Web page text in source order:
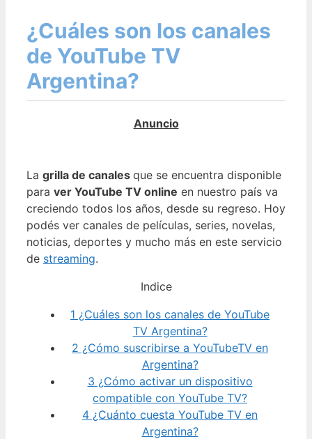
¿Cuáles son los canales
de YouTube TV
Argentina?
La grilla de canales que se encuentra disponible
para ver YouTube TV online en nuestro país va
creciendo todos los años, desde su regreso. Hoy
podés ver canales de películas, series, novelas,
noticias, deportes y mucho más en este servicio
de streaming.
Indice
1 ¿Cuáles son los canales de YouTube
TV Argentina?
2 ¿Cómo suscribirse a YouTubeTV en
Argentina?
3 ¿Cómo activar un dispositivo
compatible con YouTube TV?
4 ¿Cuánto cuesta YouTube TV en
Argentina?